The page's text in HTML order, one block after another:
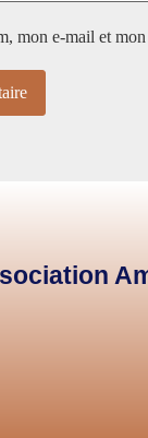
mon e-mail et